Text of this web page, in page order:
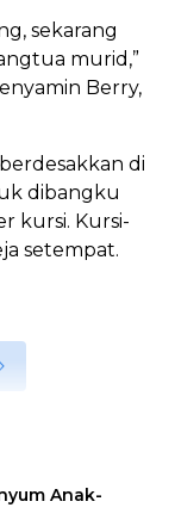
sekarang
murid,”
Berry,
di
dibangku
kursi. Kursi-
setempat.
Anak-